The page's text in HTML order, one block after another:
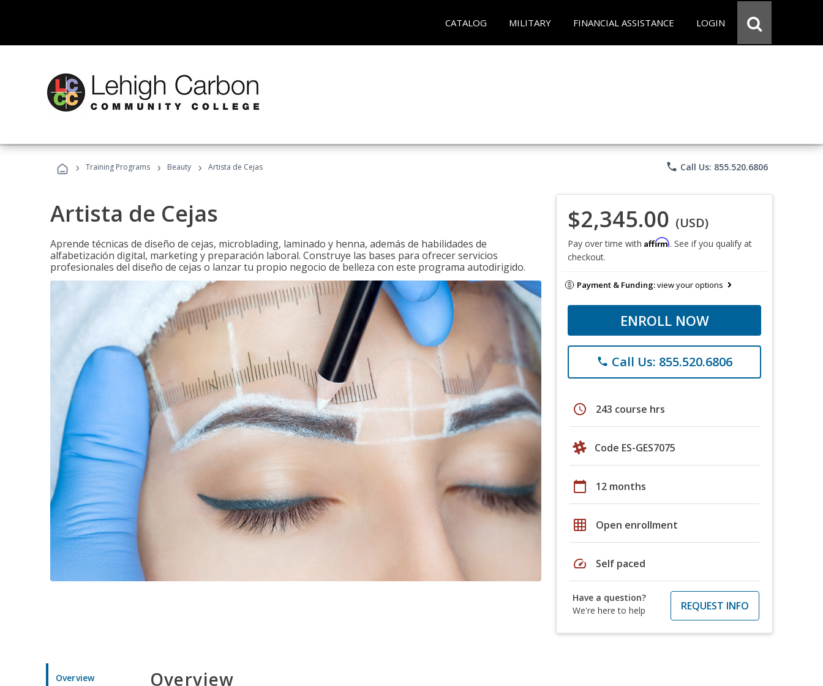
CATALOG MILITARY FINANCIAL ASSISTANCE LOGIN
› Training Programs › Beauty › Artista de Cejas phone Call Us: 855.520.6806
Artista de Cejas
Aprende técnicas de diseño de cejas, microblading, laminado y henna, además de habilidades de
alfabetización digital, marketing y preparación laboral. Construye las bases para ofrecer servicios
profesionales del diseño de cejas o lanzar tu propio negocio de belleza con este programa autodirigido.
$2,345.00 (USD)
Pay over time with Affirm. See if you qualify at
checkout.
Payment & Funding:view your options
ENROLL NOW
phone Call Us: 855.520.6806
schedule 243 course hrs
Code ES-GES7075
calendar_today 12 months
grid_on Open enrollment
speed Self paced
Have a question?
We're here to help
REQUEST INFO
Overview Overview